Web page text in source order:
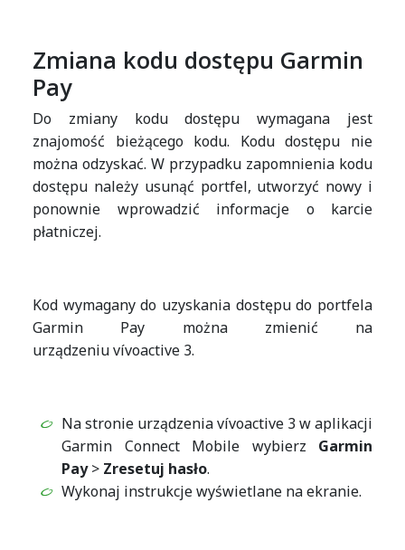
Zmiana kodu dostępu Garmin
Pay
Do zmiany kodu dostępu wymagana jest
znajomość bieżącego kodu. Kodu dostępu nie
można odzyskać. W przypadku zapomnienia kodu
dostępu należy usunąć portfel, utworzyć nowy i
ponownie wprowadzić informacje o karcie
płatniczej.
Kod wymagany do uzyskania dostępu do portfela
Garmin Pay można zmienić na
urządzeniu vívoactive 3.
Na stronie urządzenia vívoactive 3 w aplikacji
Garmin Connect Mobile wybierz Garmin
Pay> Zresetuj hasło.
Wykonaj instrukcje wyświetlane na ekranie.